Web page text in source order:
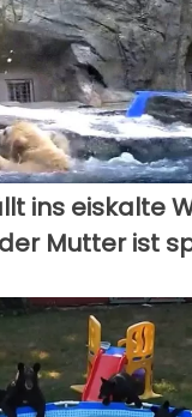
ins eiskalte
Mutter ist